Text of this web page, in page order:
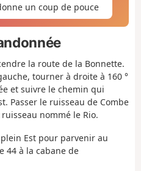
un coup de pouce
la route de la Bonnette.
tourner à droite à 160 °
et suivre le chemin qui
Passer le ruisseau de Combe
nommé le Rio.
Est pour parvenir au
44 à la cabane de